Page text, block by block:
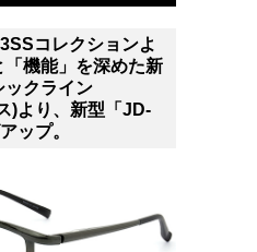
コレクションよ
「機能」を深めた新
ックライン
)より、新型「JD-
ップ。